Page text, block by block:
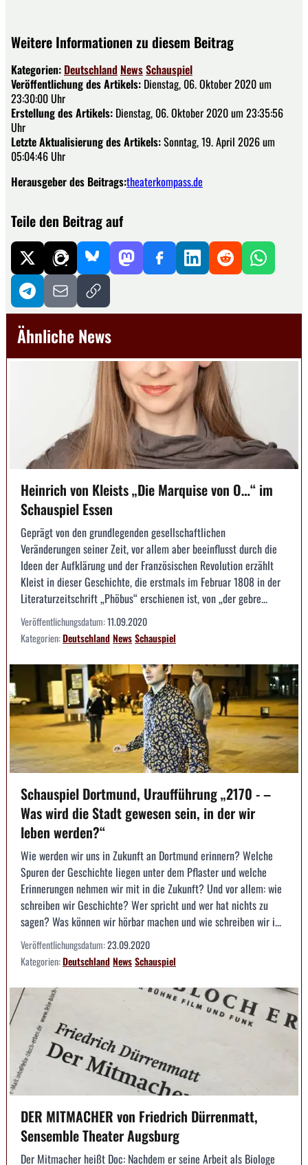
Weitere Informationen zu diesem Beitrag
Kategorien: Deutschland NewsSchauspiel
Veröffentlichung des Artikels: Dienstag, 06. Oktober 2020 um
23:30:00 Uhr
Erstellung des Artikels: Dienstag, 06. Oktober 2020 um 23:35:56
Uhr
Letzte Aktualisierung des Artikels:Sonntag, 19. April 2026 um
05:04:46 Uhr
Herausgeber des Beitrags:theaterkompass.de
Teile den Beitrag auf
Ähnliche News
Heinrich von Kleists „Die Marquise von O…“ im
Schauspiel Essen
Geprägt von den grundlegenden gesellschaftlichen
Veränderungen seiner Zeit, vor allem aber beeinflusst durch die
Ideen der Aufklärung und der Französischen Revolution erzählt
Kleist in dieser Geschichte, die erstmals im Februar 1808 in der
Literaturzeitschrift „Phöbus“ erschienen ist, von „der gebre...
Veröffentlichungsdatum:11.09.2020
Kategorien:DeutschlandNewsSchauspiel
Schauspiel Dortmund, Uraufführung „2170 - –
Was wird die Stadt gewesen sein, in der wir
leben werden?“
Wie werden wir uns in Zukunft an Dortmund erinnern? Welche
Spuren der Geschichte liegen unter dem Pflaster und welche
Erinnerungen nehmen wir mit in die Zukunft? Und vor allem: wie
schreiben wir Geschichte? Wer spricht und wer hat nichts zu
sagen? Was können wir hörbar machen und wie schreiben wir i...
Veröffentlichungsdatum:23.09.2020
Kategorien:DeutschlandNewsSchauspiel
DER MITMACHER von Friedrich Dürrenmatt,
Sensemble Theater Augsburg
Der Mitmacher heißt Doc: Nachdem er seine Arbeit als Biologe